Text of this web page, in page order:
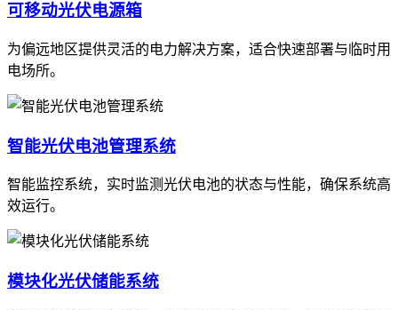
可移动光伏电源箱
为偏远地区提供灵活的电力解决方案，适合快速部署与临时用
电场所。
智能光伏电池管理系统
智能监控系统，实时监测光伏电池的状态与性能，确保系统高
效运行。
模块化光伏储能系统